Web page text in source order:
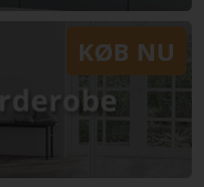
KØB NU